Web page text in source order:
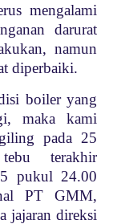
mengalami
darurat
namun
diperbaiki.
boiler yang
maka kami
pada 25
terakhir
pukul 24.00
PT GMM,
jajaran direksi